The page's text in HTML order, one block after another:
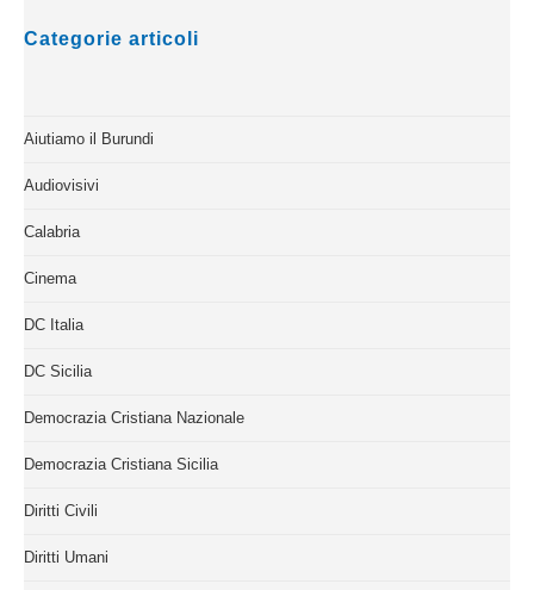
Categorie articoli
Aiutiamo il Burundi
Audiovisivi
Calabria
Cinema
DC Italia
DC Sicilia
Democrazia Cristiana Nazionale
Democrazia Cristiana Sicilia
Diritti Civili
Diritti Umani